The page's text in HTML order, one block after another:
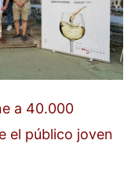
a 40.000
el público joven